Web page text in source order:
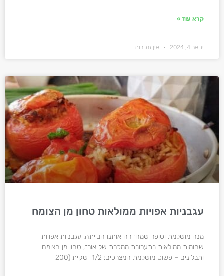
קרא עוד »
ינואר 4, 2024 אין תגובות
עגבניות אפויות ממולאות טחון מן הצומח
מנה מושלמת וסופר שמחזירה אותנו הבייתה. עגבניות אפויות
שחומות ממולאות בתערובת ממכרת של אורז, טחון מן הצומח
ותבלינים – פשוט מושלמת המצרכים: 1/2 שקית (200